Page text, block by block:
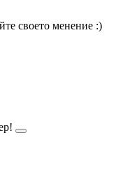
своето менение :)